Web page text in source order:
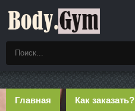
Главная Как заказать?